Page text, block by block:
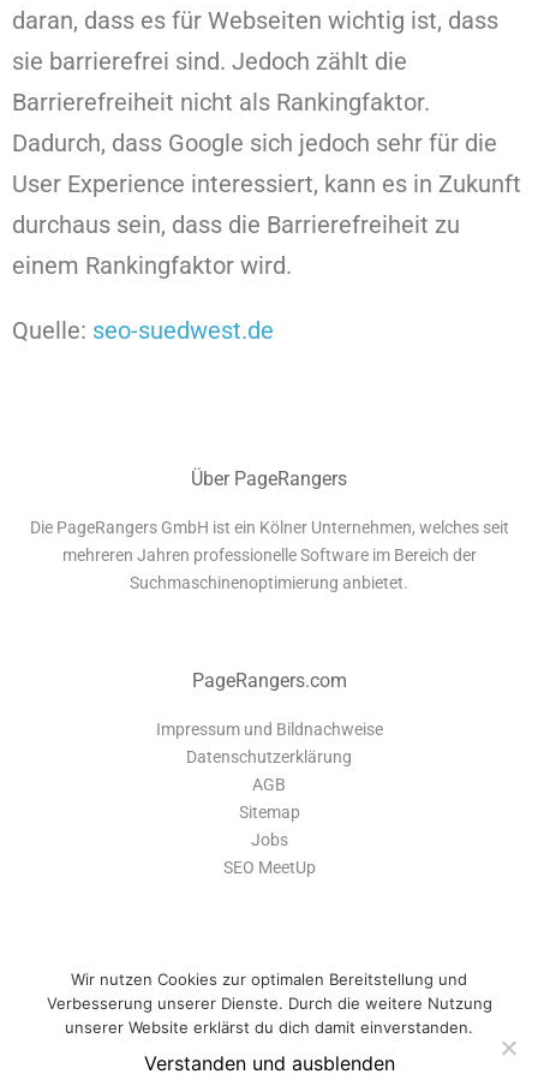
daran, dass es für Webseiten wichtig ist, dass
sie barrierefrei sind. Jedoch zählt die
Barrierefreiheit nicht als Rankingfaktor.
Dadurch, dass Google sich jedoch sehr für die
User Experience interessiert, kann es in Zukunft
durchaus sein, dass die Barrierefreiheit zu
einem Rankingfaktor wird.
Quelle: seo-suedwest.de
Über PageRangers
Die PageRangers GmbH ist ein Kölner Unternehmen, welches seit
mehreren Jahren professionelle Software im Bereich der
Suchmaschinenoptimierung anbietet.
PageRangers.com
Impressum und Bildnachweise
Datenschutzerklärung
AGB
Sitemap
Jobs
SEO MeetUp
PageRangers ist eine Software-Suite, die dir alle Tools bietet um deine
Wir nutzen Cookies zur optimalen Bereitstellung und
Verbesserung unserer Dienste. Durch die weitere Nutzung
unserer Website erklärst du dich damit einverstanden.
Verstanden und ausblenden